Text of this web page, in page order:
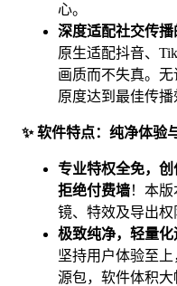
心。
深度适配社交传播
原生适配抖音、
画质而不失真。
原度达到最佳传播
✨ 软件特点：纯净体验
专业特权全免，创
拒绝付费墙！本
镜、特效及导出
极致纯净，轻量化
坚持用户体验至上
源包，软件体积